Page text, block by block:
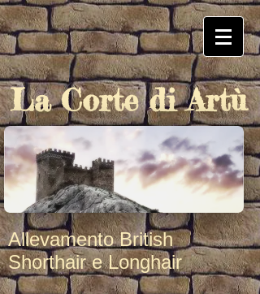
La Corte di Artù
Allevamento British
Shorthair e Longhair